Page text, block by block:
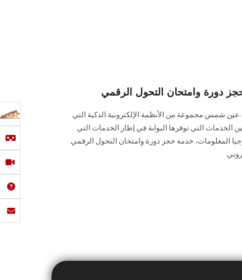
دورة وامتحان التحول الرقمي
عين شمس مجموعة من الأنظمة الإلكترونية الذكية التي
الخدمات التي توفرها البوابة في إطار الخدمات التي
المعلومات، خدمة حجز دورة وامتحان التحول الرقمي